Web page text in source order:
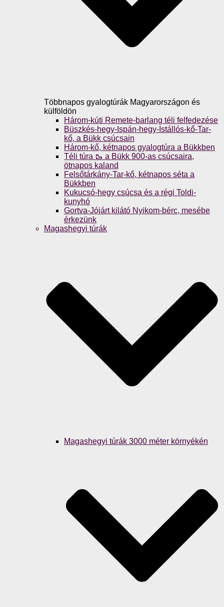
Többnapos gyalogtúrák Magyarországon és
külföldön
Három-kúti Remete-barlang téli felfedezése
Büszkés-hegy-Ispán-hegy-Istállós-kő-Tar-
kő, a Bükk csúcsain
Három-kő, kétnapos gyalogtúra a Bükkben
Téli túra 🥾 a Bükk 900-as csúcsaira,
ötnapos kaland
Felsőtárkány-Tar-kő, kétnapos séta a
Bükkben
Kukucsó-hegy csúcsa és a régi Toldi-
kunyhó
Gortva-Jójárt kilátó Nyikom-bérc, mesébe
érkezünk
Magashegyi túrák
Magashegyi túrák 3000 méter környékén